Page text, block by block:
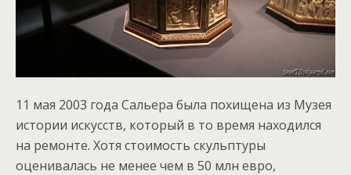
11 мая 2003 года Сальера была похищена из Музея
истории искусств, который в то время находился
на ремонте. Хотя стоимость скульптуры
оценивалась не менее чем в 50 млн евро,